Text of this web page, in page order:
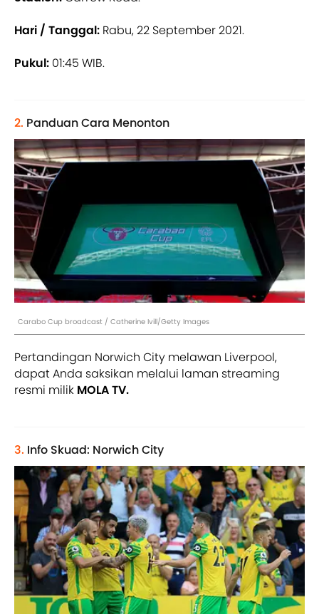
Hari / Tanggal: Rabu, 22 September 2021.
Pukul: 01:45 WIB.
2. Panduan Cara Menonton
Carabo Cup broadcast / Catherine Ivill/Getty Images
Pertandingan Norwich City melawan Liverpool,
dapat Anda saksikan melalui laman streaming
resmi milik MOLA TV.
3. Info Skuad: Norwich City